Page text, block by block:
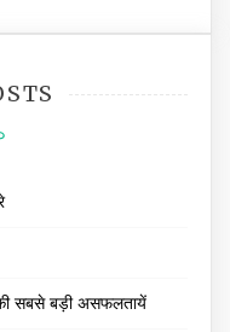
सबसे बड़ी असफलतायें